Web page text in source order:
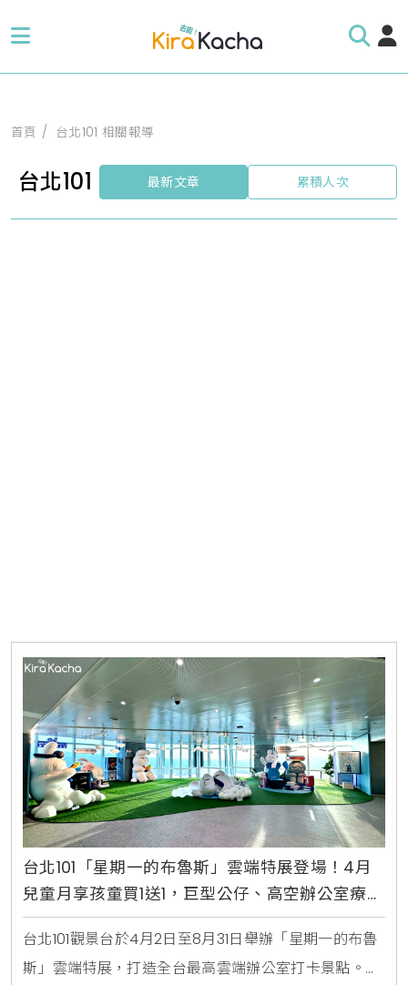
首頁 台北101 相關報導
台北101 最新文章 累積人次
台北101「星期一的布魯斯」雲端特展登場！4月
兒童月享孩童買1送1，巨型公仔、高空辦公室療癒
必拍
台北101觀景台於4月2日至8月31日舉辦「星期一的布魯
斯」雲端特展，打造全台最高雲端辦公室打卡景點。現